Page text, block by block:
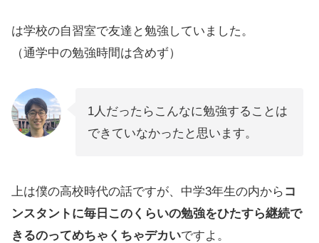
は学校の自習室で友達と勉強していました。
（通学中の勉強時間は含めず）
1人だったらこんなに勉強することは
できていなかったと思います。
上は僕の高校時代の話ですが、中学3年生の内から コ
ンスタントに毎日このくらいの勉強をひたすら継続で
きるのってめちゃくちゃデカいですよ。